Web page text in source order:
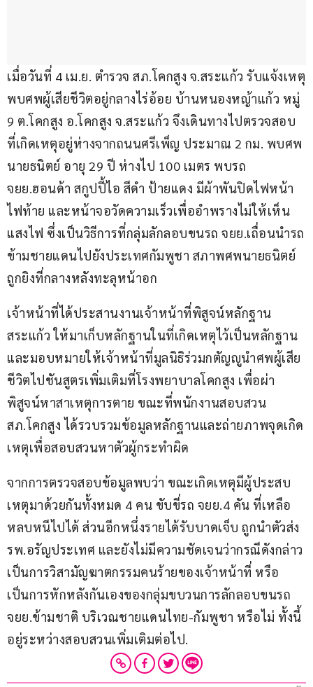
เมื่อวันที่ 4 เม.ย. ตำรวจ สภ.โคกสูง จ.สระแก้ว รับแจ้งเหตุ
พบศพผู้เสียชีวิตอยู่กลางไร่อ้อย บ้านหนองหญ้าแก้ว หมู่
9 ต.โคกสูง อ.โคกสูง จ.สระแก้ว จึงเดินทางไปตรวจสอบ
ที่เกิดเหตุอยู่ห่างจากถนนศรีเพ็ญ ประมาณ 2 กม. พบศพ
นายธนิตย์ อายุ 29 ปี ห่างไป 100 เมตร พบรถ
จยย.ฮอนด้า สกูปปี้ไอ สีดำ ป้ายแดง มีผ้าพันปิดไฟหน้า
ไฟท้าย และหน้าจอวัดความเร็วเพื่ออำพรางไม่ให้เห็น
แสงไฟ ซึ่งเป็นวิธีการที่กลุ่มลักลอบขนรถ จยย.เถื่อนนำรถ
ข้ามชายแดนไปยังประเทศกัมพูชา สภาพศพนายธนิตย์
ถูกยิงที่กลางหลังทะลุหน้าอก
เจ้าหน้าที่ได้ประสานงานเจ้าหน้าที่พิสูจน์หลักฐาน
สระแก้ว ให้มาเก็บหลักฐานในที่เกิดเหตุไว้เป็นหลักฐาน
และมอบหมายให้เจ้าหน้าที่มูลนิธิร่วมกตัญญูนำศพผู้เสีย
ชีวิตไปชันสูตรเพิ่มเติมที่โรงพยาบาลโคกสูง เพื่อผ่า
พิสูจน์หาสาเหตุการตาย ขณะที่พนักงานสอบสวน
สภ.โคกสูง ได้รวบรวมข้อมูลหลักฐานและถ่ายภาพจุดเกิด
เหตุเพื่อสอบสวนหาตัวผู้กระทำผิด
จากการตรวจสอบข้อมูลพบว่า ขณะเกิดเหตุมีผู้ประสบ
เหตุมาด้วยกันทั้งหมด 4 คน ขับขี่รถ จยย.4 คัน ที่เหลือ
หลบหนีไปได้ ส่วนอีกหนึ่งรายได้รับบาดเจ็บ ถูกนำตัวส่ง
รพ.อรัญประเทศ และยังไม่มีความชัดเจนว่ากรณีดังกล่าว
เป็นการวิสามัญฆาตกรรมคนร้ายของเจ้าหน้าที่ หรือ
เป็นการหักหลังกันเองของกลุ่มขบวนการลักลอบขนรถ
จยย.ข้ามชาติ บริเวณชายแดนไทย-กัมพูชา หรือไม่ ทั้งนี้
อยู่ระหว่างสอบสวนเพิ่มเติมต่อไป.